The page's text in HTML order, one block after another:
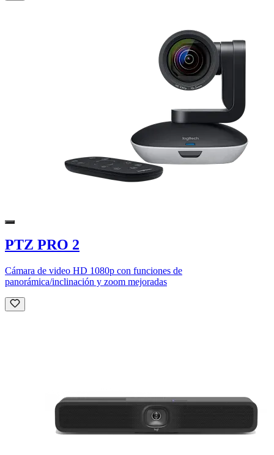
PTZ PRO 2
Cámara de video HD 1080p con funciones de
panorámica/inclinación y zoom mejoradas